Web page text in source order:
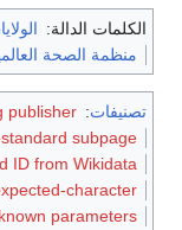
الكلمات الدالة:
منظمة الصحة
تصنيفات:
publisher
subpage
ID from Wikidata
character
parameters